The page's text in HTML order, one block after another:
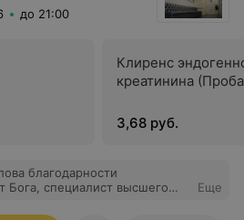
до 21:00
Клиренс
креатинина
3,68 руб.
благодарности
Бога, специалист высшего
врач, всем советую.
Еще